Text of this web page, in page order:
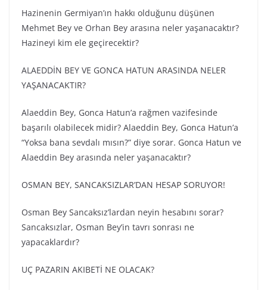
Hazinenin Germiyan’ın hakkı olduğunu düşünen
Mehmet Bey ve Orhan Bey arasına neler yaşanacaktır?
Hazineyi kim ele geçirecektir?
ALAEDDİN BEY VE GONCA HATUN ARASINDA NELER
YAŞANACAKTIR?
Alaeddin Bey, Gonca Hatun’a rağmen vazifesinde
başarılı olabilecek midir? Alaeddin Bey, Gonca Hatun’a
“Yoksa bana sevdalı mısın?” diye sorar. Gonca Hatun ve
Alaeddin Bey arasında neler yaşanacaktır?
OSMAN BEY, SANCAKSIZLAR’DAN HESAP SORUYOR!
Osman Bey Sancaksız’lardan neyin hesabını sorar?
Sancaksızlar, Osman Bey’in tavrı sonrası ne
yapacaklardır?
UÇ PAZARIN AKIBETİ NE OLACAK?